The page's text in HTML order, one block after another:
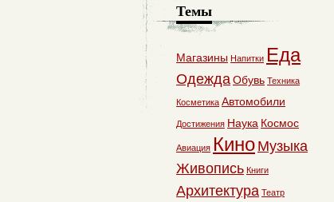
Темы
Магазины Напитки Еда
ОдеждаОбувь Техника
Косметика Автомобили
Достижения Наука Космос
Авиация Кино Музыка
Живопись Книги
Архитектура Театр